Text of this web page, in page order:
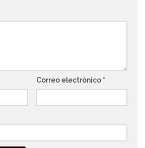
Correo electrónico *